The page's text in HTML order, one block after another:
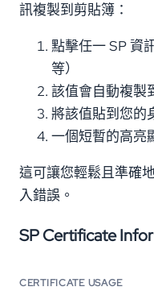
訊複製到剪貼簿：
點擊任一 SP 資
等）
該值會自動複製
將該值貼到您的
一個短暫的高亮
這可讓您輕鬆且準確
入錯誤。
SP Certificate
CERTIFICATE USAGE